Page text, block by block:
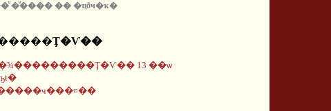
�ͧ���� �� �ҵðҹ�ҡ�
�����Ţ�Ѵ��
�¾���������Ţ�Ѵ�� 13 ��ѡ